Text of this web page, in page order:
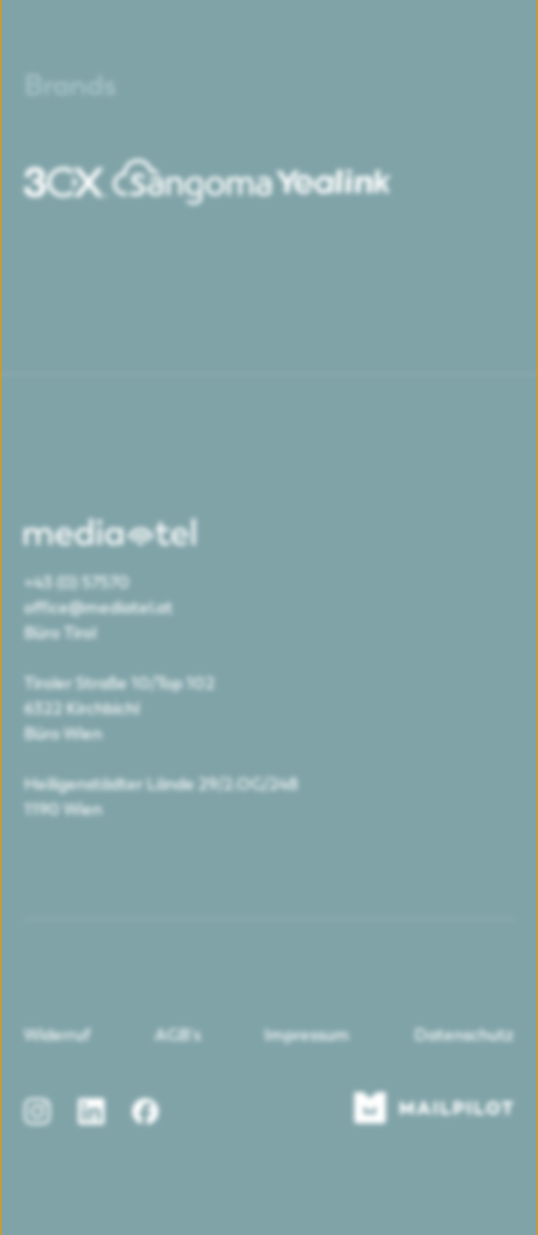
+43 (0) 57570
office@mediatel.at
Büro Tirol
Tiroler Straße 10/Top 102
6322 Kirchbichl
Büro Wien
Heiligenstädter Lände 29/2.OG/248
1190 Wien
Widerruf AGB's Impressum Datenschutz
Instagram
LinkedIn Facebook Mailpilot